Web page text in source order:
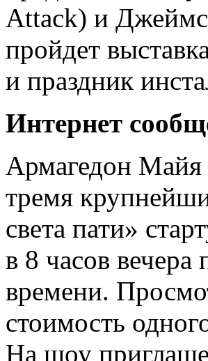
Attack) и
пройдет
и праздник
Интернет
Армагедон Майя
тремя
света пати»
в 8 часов
времени.
стоимость
На шоу